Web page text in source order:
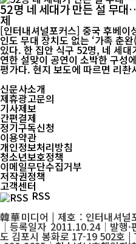
52명 네 세대가 만든 설 무대
제
[인터내셔널포커스] 중국 후베이
인도 무대 장치도 없는 ‘가족 춘
있다. 한 집안 식구 52명, 네 세
연한 설맞이 공연이 소박한 구성
평가다. 현지 보도에 따르면 리
신문사소개
제휴광고문의
기사제보
간편결제
정기구독신청
이용약관
개인정보처리방침
청소년보호정책
이메일무단수집거부
저작권정책
고객센터
RSS
韓華미디어 | 제호 : 인터내셔
│등록일자 2011.10.24│발행·
도 김포시 봉화로 17-19 502호